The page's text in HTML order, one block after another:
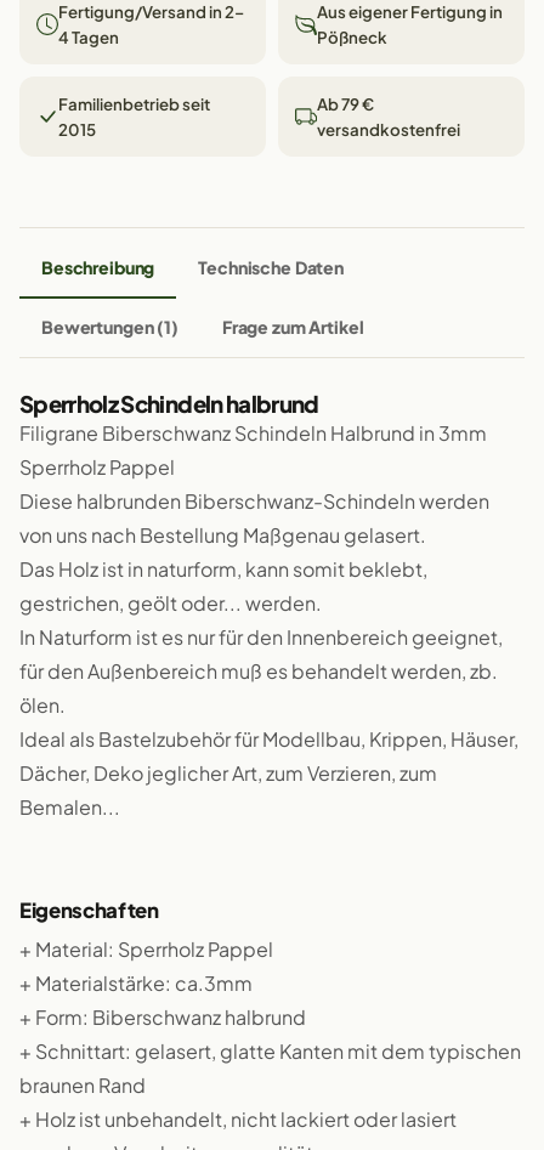
Fertigung/Versand in 2–
4 Tagen
Aus eigener Fertigung in
Pößneck
Familienbetrieb seit
2015
Ab 79 €
versandkostenfrei
Beschreibung Technische Daten
Bewertungen (1) Frage zum Artikel
Sperrholz Schindeln halbrund
Filigrane Biberschwanz Schindeln Halbrund in 3mm
Sperrholz Pappel
Diese halbrunden Biberschwanz-Schindeln werden
von uns nach Bestellung Maßgenau gelasert.
Das Holz ist in naturform, kann somit beklebt,
gestrichen, geölt oder... werden.
In Naturform ist es nur für den Innenbereich geeignet,
für den Außenbereich muß es behandelt werden, zb.
ölen.
Ideal als Bastelzubehör für Modellbau, Krippen, Häuser,
Dächer, Deko jeglicher Art, zum Verzieren, zum
Bemalen...
Eigenschaften
+ Material: Sperrholz Pappel
+ Materialstärke: ca.3mm
+ Form: Biberschwanz halbrund
+ Schnittart: gelasert, glatte Kanten mit dem typischen
braunen Rand
+ Holz ist unbehandelt, nicht lackiert oder lasiert